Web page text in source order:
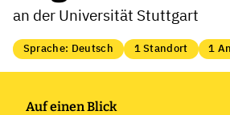
an der Universität Stuttgart
Sprache: Deutsch 1 Standort 1
Auf einen Blick